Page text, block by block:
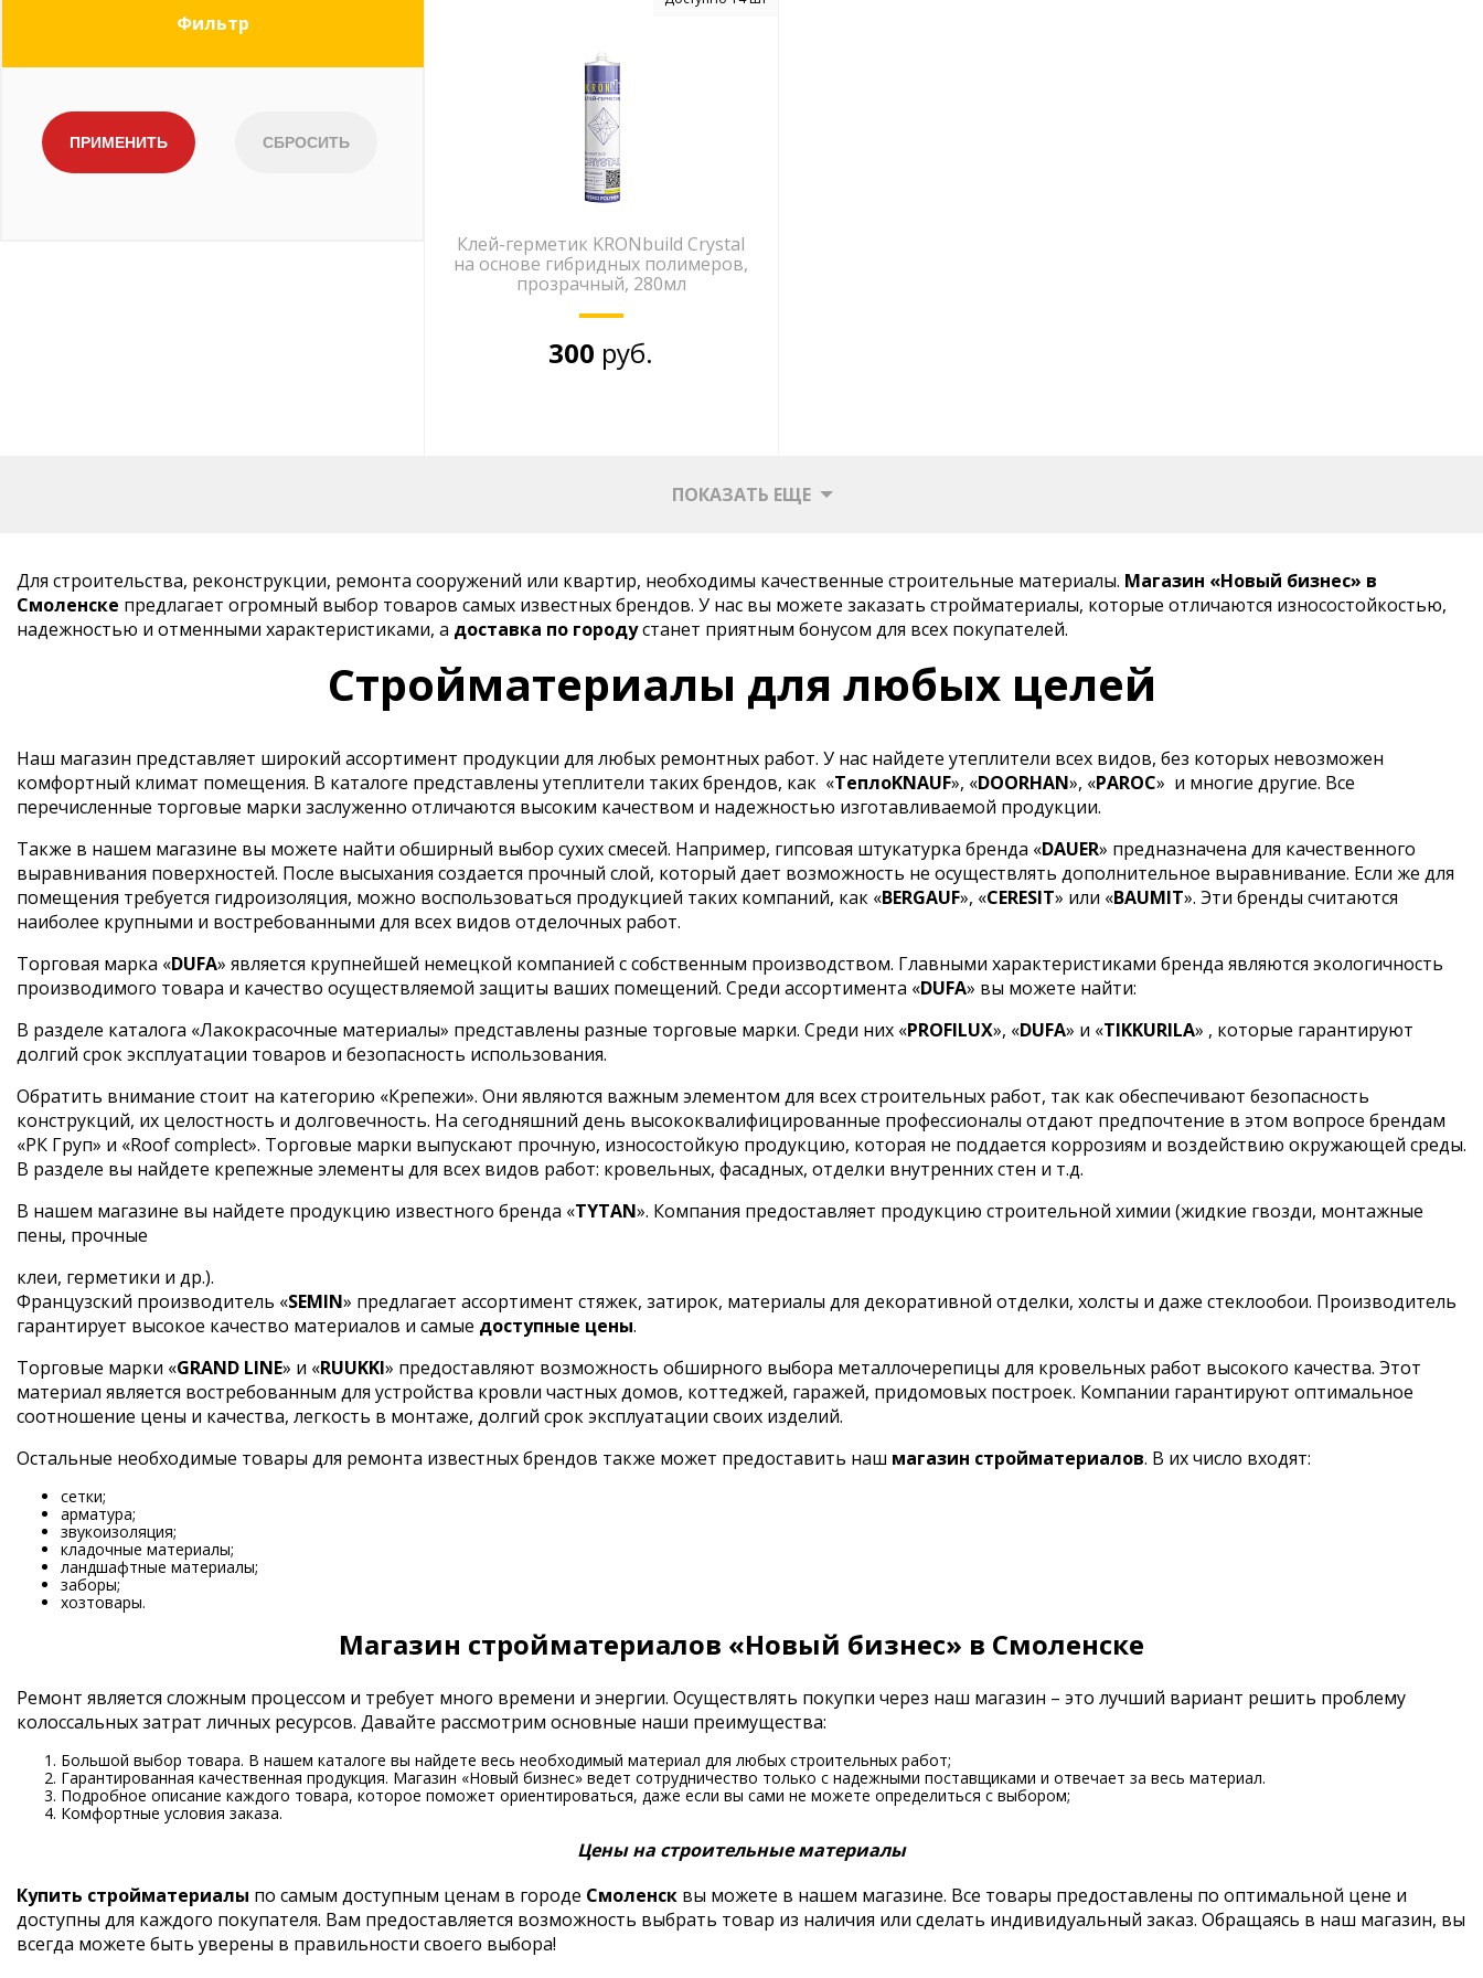
Фильтр
Клей-герметик KRONbuild Crystal
на основе гибридных полимеров,
прозрачный, 280мл
300 руб.
ПОКАЗАТЬ ЕЩЕ
Для строительства, реконструкции, ремонта сооружений или квартир, необходимы качественные строительные материалы. Магазин «Новый бизнес» в
Смоленске предлагает огромный выбор товаров самых известных брендов. У нас вы можете заказать стройматериалы, которые отличаются износостойкостью,
надежностью и отменными характеристиками, а доставка по городустанет приятным бонусом для всех покупателей.
Стройматериалы для любых целей
Наш магазин представляет широкий ассортимент продукции для любых ремонтных работ. У нас найдете утеплители всех видов, без которых невозможен
комфортный климат помещения. В каталоге представлены утеплители таких брендов, как «ТеплоKNAUF», «DOORHAN», «PAROC» и многие другие. Все
перечисленные торговые марки заслуженно отличаются высоким качеством и надежностью изготавливаемой продукции.
Также в нашем магазине вы можете найти обширный выбор сухих смесей. Например, гипсовая штукатурка бренда «DAUER» предназначена для качественного
выравнивания поверхностей. После высыхания создается прочный слой, который дает возможность не осуществлять дополнительное выравнивание. Если же для
помещения требуется гидроизоляция, можно воспользоваться продукцией таких компаний, как «BERGAUF», «CERESIT» или «BAUMIT». Эти бренды считаются
наиболее крупными и востребованными для всех видов отделочных работ.
Торговая марка «DUFA» является крупнейшей немецкой компанией с собственным производством. Главными характеристиками бренда являются экологичность
производимого товара и качество осуществляемой защиты ваших помещений. Среди ассортимента «DUFA» вы можете найти:
В разделе каталога «Лакокрасочные материалы» представлены разные торговые марки. Среди них «PROFILUX», «DUFA» и «TIKKURILA» , которые гарантируют
долгий срок эксплуатации товаров и безопасность использования.
Обратить внимание стоит на категорию «Крепежи». Они являются важным элементом для всех строительных работ, так как обеспечивают безопасность
конструкций, их целостность и долговечность. На сегодняшний день высококвалифицированные профессионалы отдают предпочтение в этом вопросе брендам
«РК Груп» и «Roof complect». Торговые марки выпускают прочную, износостойкую продукцию, которая не поддается коррозиям и воздействию окружающей среды.
В разделе вы найдете крепежные элементы для всех видов работ: кровельных, фасадных, отделки внутренних стен и т.д.
В нашем магазине вы найдете продукцию известного бренда «TYTAN». Компания предоставляет продукцию строительной химии (жидкие гвозди, монтажные
пены, прочные
клеи, герметики и др.).
Французский производитель «SEMIN» предлагает ассортимент стяжек, затирок, материалы для декоративной отделки, холсты и даже стеклообои. Производитель
гарантирует высокое качество материалов и самые доступные цены.
Торговые марки «GRAND LINE» и «RUUKKI» предоставляют возможность обширного выбора металлочерепицы для кровельных работ высокого качества. Этот
материал является востребованным для устройства кровли частных домов, коттеджей, гаражей, придомовых построек. Компании гарантируют оптимальное
соотношение цены и качества, легкость в монтаже, долгий срок эксплуатации своих изделий.
Остальные необходимые товары для ремонта известных брендов также может предоставить наш магазин стройматериалов. В их число входят:
сетки;
арматура;
звукоизоляция;
кладочные материалы;
ландшафтные материалы;
заборы;
хозтовары.
Магазин стройматериалов «Новый бизнес» в Смоленске
Ремонт является сложным процессом и требует много времени и энергии. Осуществлять покупки через наш магазин – это лучший вариант решить проблему
колоссальных затрат личных ресурсов. Давайте рассмотрим основные наши преимущества:
Большой выбор товара. В нашем каталоге вы найдете весь необходимый материал для любых строительных работ;
Гарантированная качественная продукция. Магазин «Новый бизнес» ведет сотрудничество только с надежными поставщиками и отвечает за весь материал.
Подробное описание каждого товара, которое поможет ориентироваться, даже если вы сами не можете определиться с выбором;
Комфортные условия заказа.
Цены на строительные материалы
Купить стройматериалы по самым доступным ценам в городе Смоленск вы можете в нашем магазине. Все товары предоставлены по оптимальной цене и
доступны для каждого покупателя. Вам предоставляется возможность выбрать товар из наличия или сделать индивидуальный заказ. Обращаясь в наш магазин, вы
всегда можете быть уверены в правильности своего выбора!